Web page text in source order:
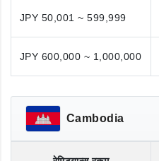
JPY 50,001 ~ 599,999
JPY 600,000 ~ 1,000,000
Cambodia